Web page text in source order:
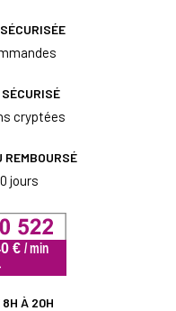
cryptées
REMBOURSÉ
jours
8H À 20H